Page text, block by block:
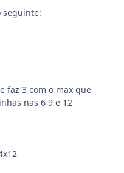
seguinte:
faz 3 com o max que
nas 6 9 e 12